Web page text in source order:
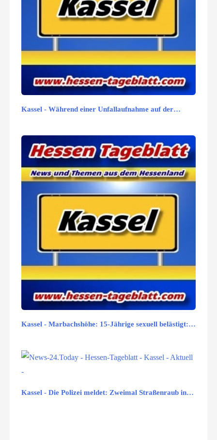
Kassel - Während einer Unfallaufnahme auf der…
Kassel - Marbachshöhe: 15-Jährige sexuell belästigt:…
Kassel - Die Polizei meldet: Zweimal Straßenraub in…